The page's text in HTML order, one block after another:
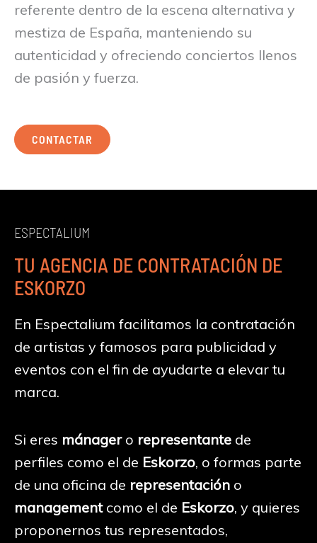
referente dentro de la escena alternativa y
mestiza de España, manteniendo su
autenticidad y ofreciendo conciertos llenos
de pasión y fuerza.
CONTACTAR
ESPECTALIUM
TU AGENCIA DE CONTRATACIÓN DE
ESKORZO
En Espectalium facilitamos la contratación
de artistas y famosos para publicidad y
eventos con el fin de ayudarte a elevar tu
marca.
Si eres mánagero representante de
perfiles como el de Eskorzo, o formas parte
de una oficina de representación o
managementcomo el de Eskorzo, y quieres
proponernos tus representados,